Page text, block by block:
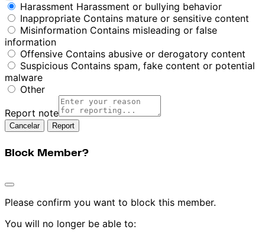
Harassment Harassment or bullying behavior
Inappropriate Contains mature or sensitive content
Misinformation Contains misleading or false
information
Offensive Contains abusive or derogatory content
Suspicious Contains spam, fake content or potential
malware
Other
Report note
Report
Block Member?
Please confirm you want to block this member.
You will no longer be able to: